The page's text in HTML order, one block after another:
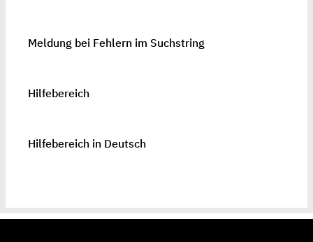
Meldung bei Fehlern im Suchstring
Hilfebereich
Hilfebereich in Deutsch